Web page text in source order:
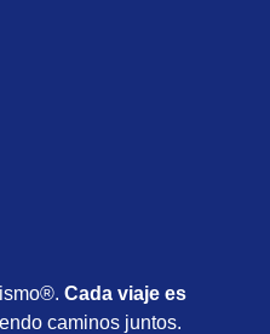
Cada viaje es
caminos juntos.